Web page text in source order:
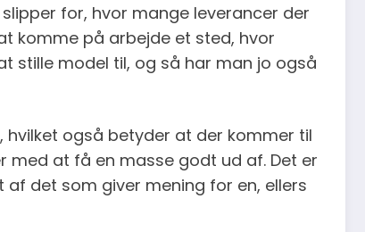
for, hvor mange leverancer der
komme på arbejde et sted, hvor
stille model til, og så har man jo også
også betyder at der kommer til
at få en masse godt ud af. Det er
det som giver mening for en, ellers